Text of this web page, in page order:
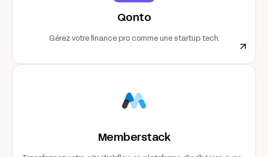
Qonto
Gérez votre finance pro comme une startup tech.
Memberstack